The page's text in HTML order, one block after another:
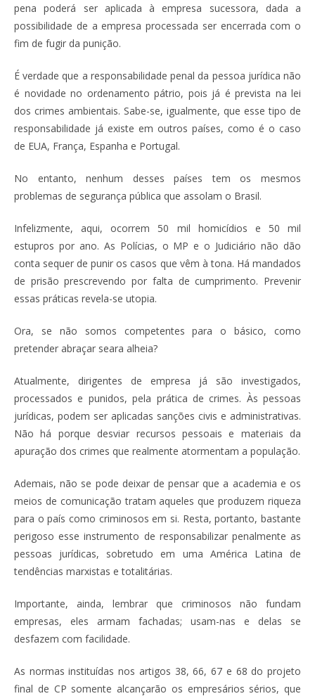
pena poderá ser aplicada à empresa sucessora, dada a
possibilidade de a empresa processada ser encerrada com o
fim de fugir da punição.
É verdade que a responsabilidade penal da pessoa jurídica não
é novidade no ordenamento pátrio, pois já é prevista na lei
dos crimes ambientais. Sabe-se, igualmente, que esse tipo de
responsabilidade já existe em outros países, como é o caso
de EUA, França, Espanha e Portugal.
No entanto, nenhum desses países tem os mesmos
problemas de segurança pública que assolam o Brasil.
Infelizmente, aqui, ocorrem 50 mil homicídios e 50 mil
estupros por ano. As Polícias, o MP e o Judiciário não dão
conta sequer de punir os casos que vêm à tona. Há mandados
de prisão prescrevendo por falta de cumprimento. Prevenir
essas práticas revela-se utopia.
Ora, se não somos competentes para o básico, como
pretender abraçar seara alheia?
Atualmente, dirigentes de empresa já são investigados,
processados e punidos, pela prática de crimes. Às pessoas
jurídicas, podem ser aplicadas sanções civis e administrativas.
Não há porque desviar recursos pessoais e materiais da
apuração dos crimes que realmente atormentam a população.
Ademais, não se pode deixar de pensar que a academia e os
meios de comunicação tratam aqueles que produzem riqueza
para o país como criminosos em si. Resta, portanto, bastante
perigoso esse instrumento de responsabilizar penalmente as
pessoas jurídicas, sobretudo em uma América Latina de
tendências marxistas e totalitárias.
Importante, ainda, lembrar que criminosos não fundam
empresas, eles armam fachadas; usam-nas e delas se
desfazem com facilidade.
As normas instituídas nos artigos 38, 66, 67 e 68 do projeto
final de CP somente alcançarão os empresários sérios, que